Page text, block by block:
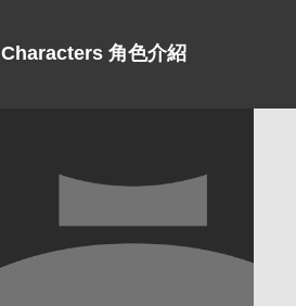
Characters 角色介紹